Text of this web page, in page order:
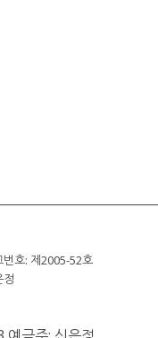
호: 제2005-52호
정